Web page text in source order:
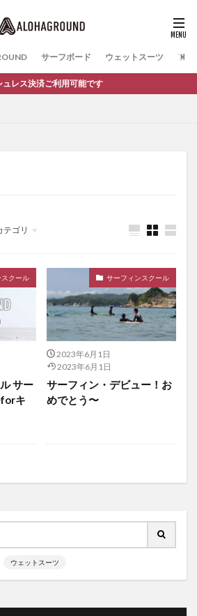
サーフボード ウェットスーツ ファ
済ご利用可能です
テゴリ
ト
ィンスクール
クール
サー
キ
サーフィンスクール
2023年6月1日
2023年6月1日
サーフィン・デビュー！お
めでとう〜
ウェットスーツ